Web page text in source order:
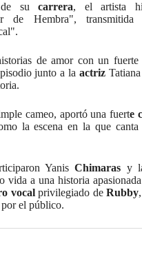
de sucarrera, el artista
de Hembra",
de amor con un
junto a la actriz
cameo, aportó una fuerte
la escena en la que
YanisChimaras y
vida a una historia
vocalprivilegiado deRubby
el público.